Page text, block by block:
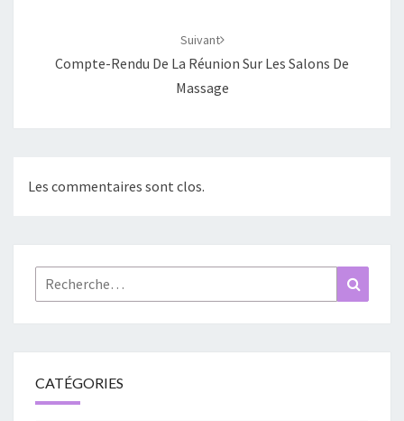
Suivant
Compte-Rendu De La Réunion Sur Les Salons De
Massage
Les commentaires sont clos.
Rechercher :
CATÉGORIES